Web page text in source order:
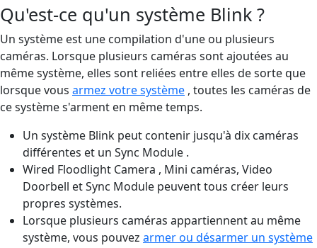
Qu'est-ce qu'un système Blink ?
Un système est une compilation d'une ou plusieurs
caméras. Lorsque plusieurs caméras sont ajoutées au
même système, elles sont reliées entre elles de sorte que
lorsque vous armez votre système , toutes les caméras de
ce système s'arment en même temps.
Un système Blink peut contenir jusqu'à dix caméras
différentes et un Sync Module .
Wired Floodlight Camera , Mini caméras, Video
Doorbell et Sync Module peuvent tous créer leurs
propres systèmes.
Lorsque plusieurs caméras appartiennent au même
système, vous pouvez armer ou désarmer un système